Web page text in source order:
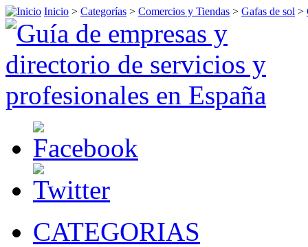
Inicio > Categorías > Comercios y Tiendas > Gafas de sol >
CATEGORIAS